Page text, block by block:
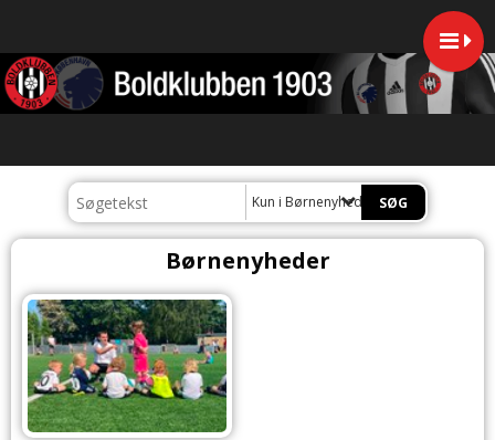
Kun i Børnenyheder
Børnenyheder